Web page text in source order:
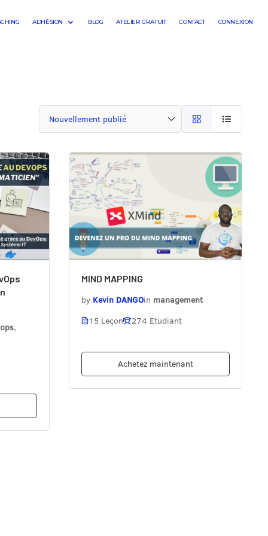
ADHÉSION BLOG ATELIER GRATUIT CONTACT CONNEXION
,
MIND MAPPING
by Kevin DANGOin management
15 Leçon
274 Etudiant
Achetez maintenant